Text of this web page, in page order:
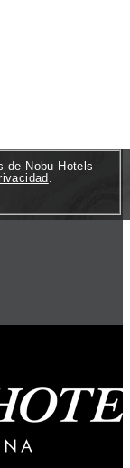
de Nobu Hotels